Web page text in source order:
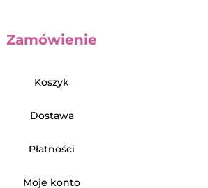
Zamówienie
Koszyk
Dostawa
Płatności
Moje konto